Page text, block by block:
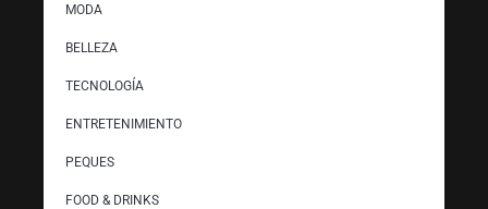
MODA
BELLEZA
TECNOLOGÍA
ENTRETENIMIENTO
PEQUES
FOOD & DRINKS